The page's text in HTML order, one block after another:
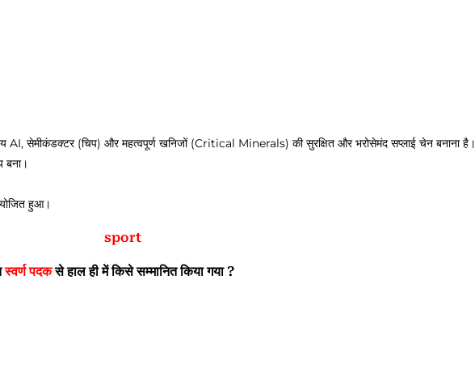
AI, सेमीकंडक्टर (चिप) और महत्वपूर्ण खनिजों (Critical Minerals) की सुरक्षित और भरोसेमंद सप्लाई चेन बनाना है।
हुआ।
sport
स्वर्ण पदकसे हाल ही में किसे सम्मानित किया गया ?